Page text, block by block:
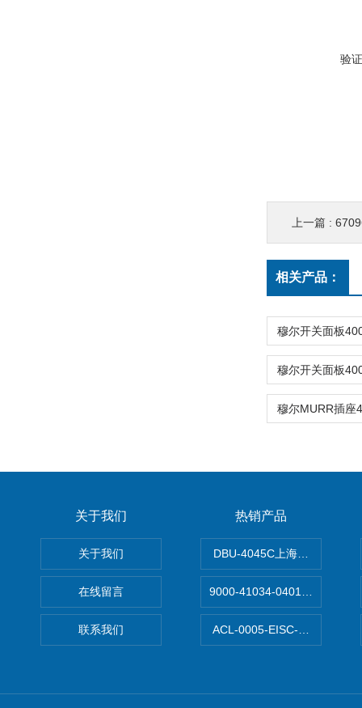
验
上一篇 :
相关产品：
关于我们
关于我们
在线留言
联系我们
热销产品
DBU-4045C上海鹰峰制动单
9000-41034-0401000穆尔
ACL-0005-EISC-E2M8C上海